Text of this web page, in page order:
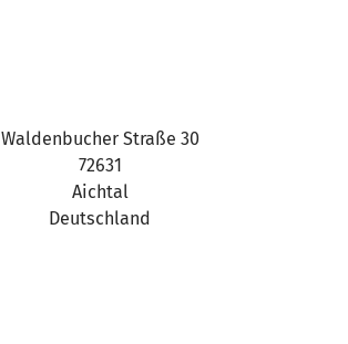
Waldenbucher Straße 30
72631
Aichtal
Deutschland